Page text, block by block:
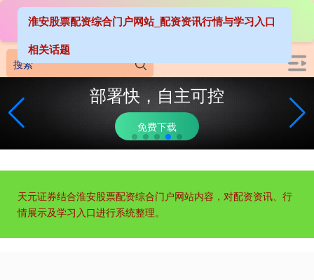
部署快，自主可控
免费下载
天元证券结合淮安股票配资综合门户网站内容，对配资资讯、行
情展示及学习入口进行系统整理。
淮安股票配资综合门户网站_配资资讯行情与学习入口
相关话题